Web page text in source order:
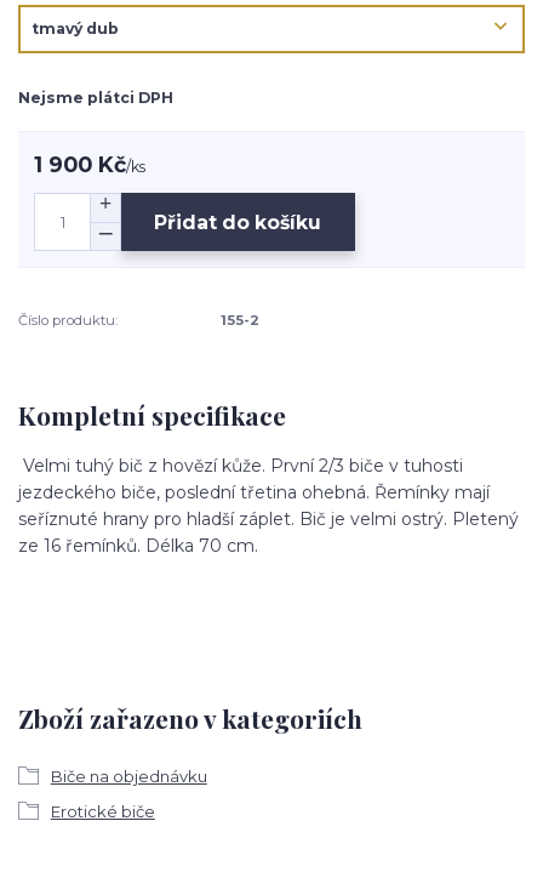
Nejsme plátci DPH
1 900 Kč/ks
Přidat do košíku
Číslo produktu: 155-2
Kompletní specifikace
Velmi tuhý bič z hovězí kůže. První 2/3 biče v tuhosti
jezdeckého biče, poslední třetina ohebná. Řemínky mají
seříznuté hrany pro hladší záplet. Bič je velmi ostrý. Pletený
ze 16 řemínků. Délka 70 cm.
Zboží zařazeno v kategoriích
Biče na objednávku
Erotické biče